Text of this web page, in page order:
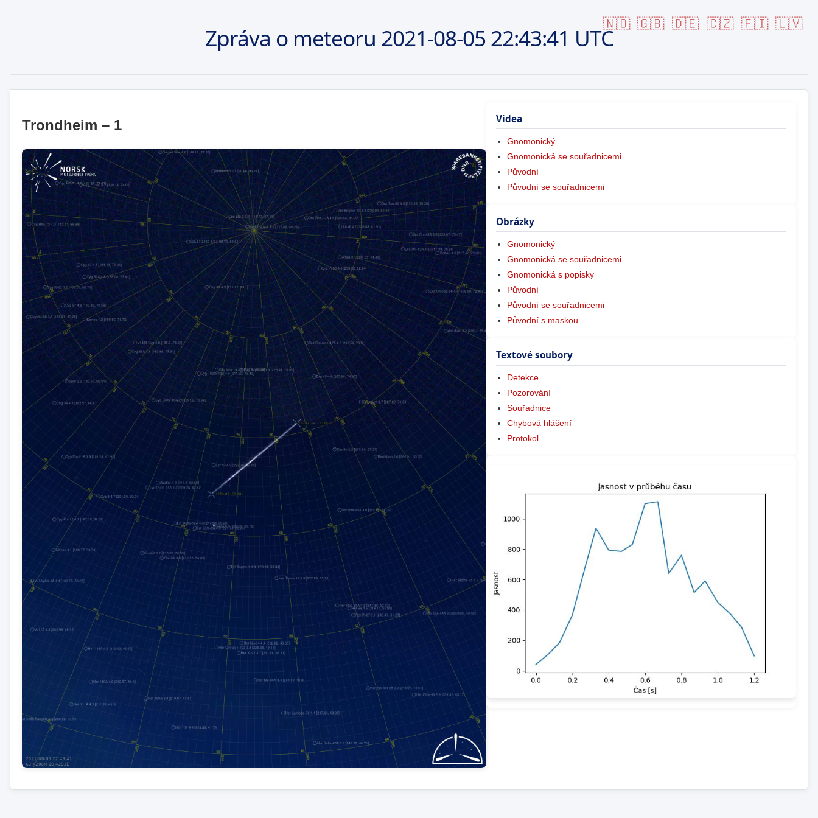
🇳🇴 🇬🇧 🇩🇪 🇨🇿 🇫🇮 🇱🇻
Zpráva o meteoru 2021-08-05 22:43:41 UTC
Trondheim – 1 Videa
Gnomonický
Gnomonická se souřadnicemi
Původní
Původní se souřadnicemi
Obrázky
Gnomonický
Gnomonická se souřadnicemi
Gnomonická s popisky
Původní
Původní se souřadnicemi
Původní s maskou
Textové soubory
Detekce
Pozorování
Souřadnice
Chybová hlášení
Protokol